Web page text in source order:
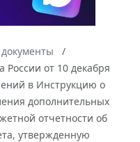
от 10 декабря
в Инструкцию о
дополнительных
отчетности об
утвержденную